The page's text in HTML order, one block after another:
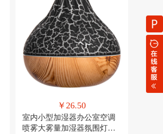
￥26.50
室内小型加湿器办公室空调
喷雾大雾量加湿器氛围灯